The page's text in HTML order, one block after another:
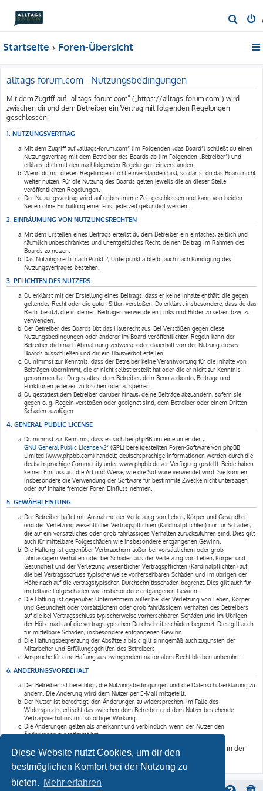
Diese Website nutzt Cookies, um dir den
bestmöglichen Komfort bei der Nutzung zu
bieten. Mehr erfahren
u
Startseite Foren-Übersicht
alltags-forum.com - Nutzungsbedingungen
Mit dem Zugriff auf „alltags-forum.com“ („https://alltags-forum.com“) wird
zwischen dir und dem Betreiber ein Vertrag mit folgenden Regelungen
geschlossen:
1. NUTZUNGSVERTRAG
Mit dem Zugriff auf „alltags-forum.com“ (im Folgenden „das Board“) schließt du einen
Nutzungsvertrag mit dem Betreiber des Boards ab (im Folgenden „Betreiber“) und
erklärst dich mit den nachfolgenden Regelungen einverstanden.
Wenn du mit diesen Regelungen nicht einverstanden bist, so darfst du das Board nicht
weiter nutzen. Für die Nutzung des Boards gelten jeweils die an dieser Stelle
veröffentlichten Regelungen.
Der Nutzungsvertrag wird auf unbestimmte Zeit geschlossen und kann von beiden
Seiten ohne Einhaltung einer Frist jederzeit gekündigt werden.
2. EINRÄUMUNG VON NUTZUNGSRECHTEN
Mit dem Erstellen eines Beitrags erteilst du dem Betreiber ein einfaches, zeitlich und
räumlich unbeschränktes und unentgeltliches Recht, deinen Beitrag im Rahmen des
Boards zu nutzen.
Das Nutzungsrecht nach Punkt 2, Unterpunkt a bleibt auch nach Kündigung des
Nutzungsvertrages bestehen.
3. PFLICHTEN DES NUTZERS
Du erklärst mit der Erstellung eines Beitrags, dass er keine Inhalte enthält, die gegen
geltendes Recht oder die guten Sitten verstoßen. Du erklärst insbesondere, dass du das
Recht besitzt, die in deinen Beiträgen verwendeten Links und Bilder zu setzen bzw. zu
verwenden.
Der Betreiber des Boards übt das Hausrecht aus. Bei Verstößen gegen diese
Nutzungsbedingungen oder anderer im Board veröffentlichten Regeln kann der
Betreiber dich nach Abmahnung zeitweise oder dauerhaft von der Nutzung dieses
Boards ausschließen und dir ein Hausverbot erteilen.
Du nimmst zur Kenntnis, dass der Betreiber keine Verantwortung für die Inhalte von
Beiträgen übernimmt, die er nicht selbst erstellt hat oder die er nicht zur Kenntnis
genommen hat. Du gestattest dem Betreiber, dein Benutzerkonto, Beiträge und
Funktionen jederzeit zu löschen oder zu sperren.
Du gestattest dem Betreiber darüber hinaus, deine Beiträge abzuändern, sofern sie
gegen o. g. Regeln verstoßen oder geeignet sind, dem Betreiber oder einem Dritten
Schaden zuzufügen.
4. GENERAL PUBLIC LICENSE
Du nimmst zur Kenntnis, dass es sich bei phpBB um eine unter der „
GNU General Public License v2“ (GPL) bereitgestellten Foren-Software von phpBB
Limited (www.phpbb.com) handelt; deutschsprachige Informationen werden durch die
deutschsprachige Community unter www.phpbb.de zur Verfügung gestellt. Beide haben
keinen Einfluss auf die Art und Weise, wie die Software verwendet wird. Sie können
insbesondere die Verwendung der Software für bestimmte Zwecke nicht untersagen
oder auf Inhalte fremder Foren Einfluss nehmen.
5. GEWÄHRLEISTUNG
Der Betreiber haftet mit Ausnahme der Verletzung von Leben, Körper und Gesundheit
und der Verletzung wesentlicher Vertragspflichten (Kardinalpflichten) nur für Schäden,
die auf ein vorsätzliches oder grob fahrlässiges Verhalten zurückzuführen sind. Dies gilt
auch für mittelbare Folgeschäden wie insbesondere entgangenen Gewinn.
Die Haftung ist gegenüber Verbrauchern außer bei vorsätzlichem oder grob
fahrlässigem Verhalten oder bei Schäden aus der Verletzung von Leben, Körper und
Gesundheit und der Verletzung wesentlicher Vertragspflichten (Kardinalpflichten) auf
die bei Vertragsschluss typischerweise vorhersehbaren Schäden und im übrigen der
Höhe nach auf die vertragstypischen Durchschnittsschäden begrenzt. Dies gilt auch für
mittelbare Folgeschäden wie insbesondere entgangenen Gewinn.
Die Haftung ist gegenüber Unternehmern außer bei der Verletzung von Leben, Körper
und Gesundheit oder vorsätzlichem oder grob fahrlässigem Verhalten des Betreibers
auf die bei Vertragsschluss typischerweise vorhersehbaren Schäden und im Übrigen
der Höhe nach auf die vertragstypischen Durchschnittsschäden begrenzt. Dies gilt auch
für mittelbare Schäden, insbesondere entgangenen Gewinn.
Die Haftungsbegrenzung der Absätze a bis c gilt sinngemäß auch zugunsten der
Mitarbeiter und Erfüllungsgehilfen des Betreibers.
Ansprüche für eine Haftung aus zwingendem nationalem Recht bleiben unberührt.
6. ÄNDERUNGSVORBEHALT
Der Betreiber ist berechtigt, die Nutzungsbedingungen und die Datenschutzerklärung zu
ändern. Die Änderung wird dem Nutzer per E-Mail mitgeteilt.
Der Nutzer ist berechtigt, den Änderungen zu widersprechen. Im Falle des
Widerspruchs erlischt das zwischen dem Betreiber und dem Nutzer bestehende
Vertragsverhältnis mit sofortiger Wirkung.
Die Änderungen gelten als anerkannt und verbindlich, wenn der Nutzer den
Änderungen zugestimmt hat.
Informationen über den Umgang mit deinen persönlichen Daten sind in der
Datenschutzerklärung enthalten.